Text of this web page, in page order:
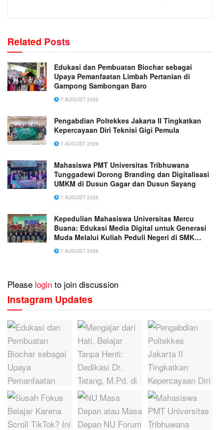
Related Posts
Edukasi dan Pembuatan Biochar sebagai
Upaya Pemanfaatan Limbah Pertanian di
Gampong Sambongan Baro
7 AUGUST 2026
Pengabdian Poltekkes Jakarta II Tingkatkan
Kepercayaan Diri Teknisi Gigi Pemula
7 AUGUST 2026
Mahasiswa PMT Universitas Tribhuwana
Tunggadewi Dorong Branding dan Digitalisasi
UMKM di Dusun Gagar dan Dusun Sayang
7 AUGUST 2026
Kepedulian Mahasiswa Universitas Mercu
Buana: Edukasi Media Digital untuk Generasi
Muda Melalui Kuliah Peduli Negeri di SMK
Muhammadiyah 1 Tangerang
7 AUGUST 2026
Please login to join discussion
Instagram Updates